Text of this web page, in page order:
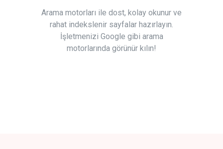
Arama motorları ile dost, kolay okunur ve
rahat indekslenir sayfalar hazırlayın.
İşletmenizi Google gibi arama
motorlarında görünür kılın!